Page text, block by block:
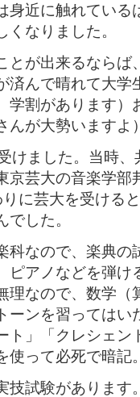
身近に触れている
なりました。
とが出来るならば
済んで晴れて大学
学割があります）
んが大勢いますよ
けました。当時
京芸大の音楽学部
に芸大を受ける
した。
科なので、楽典の
ピアノなどを弾け
理なので、数学（
ーンを習っては
ト」「クレシェン
使って必死で暗記
技試験があります